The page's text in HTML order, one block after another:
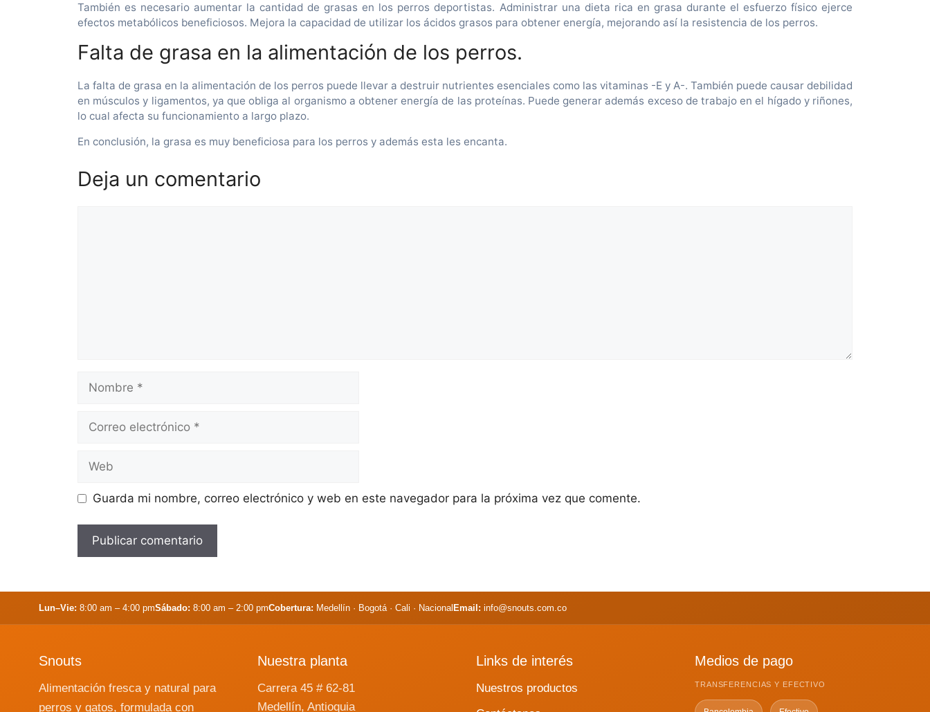
También es necesario aumentar la cantidad de grasas en los perros deportistas. Administrar una dieta rica en grasa durante el esfuerzo físico ejerce
efectos metabólicos beneficiosos. Mejora la capacidad de utilizar los ácidos grasos para obtener energía, mejorando así la resistencia de los perros.
Falta de grasa en la alimentación de los perros.
La falta de grasa en la alimentación de los perros puede llevar a destruir nutrientes esenciales como las vitaminas -E y A-. También puede causar debilidad
en músculos y ligamentos, ya que obliga al organismo a obtener energía de las proteínas. Puede generar además exceso de trabajo en el hígado y riñones,
lo cual afecta su funcionamiento a largo plazo.
En conclusión, la grasa es muy beneficiosa para los perros y además esta les encanta.
Deja un comentario
electrónico
Guarda mi nombre, correo electrónico y web en este navegador para la próxima vez que comente.
Lun–Vie: 8:00 am – 4:00 pmSábado: 8:00 am – 2:00 pmCobertura: Medellín · Bogotá · Cali · Nacional Email: info@snouts.com.co
Snouts
Alimentación fresca y natural para
perros y gatos, formulada con
Nuestra planta
Carrera 45 # 62-81
Medellín, Antioquia
Links de interés
Nuestros productos
Medios de pago
TRANSFERENCIAS Y EFECTIVO